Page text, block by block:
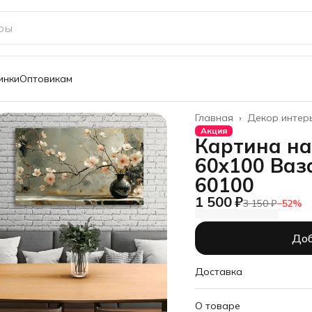
Оптовикам
Декор
Главная ›
Акция
Картина
60х100
60100
1 500 ₽3 150 ₽−52%
Доставка
О товаре